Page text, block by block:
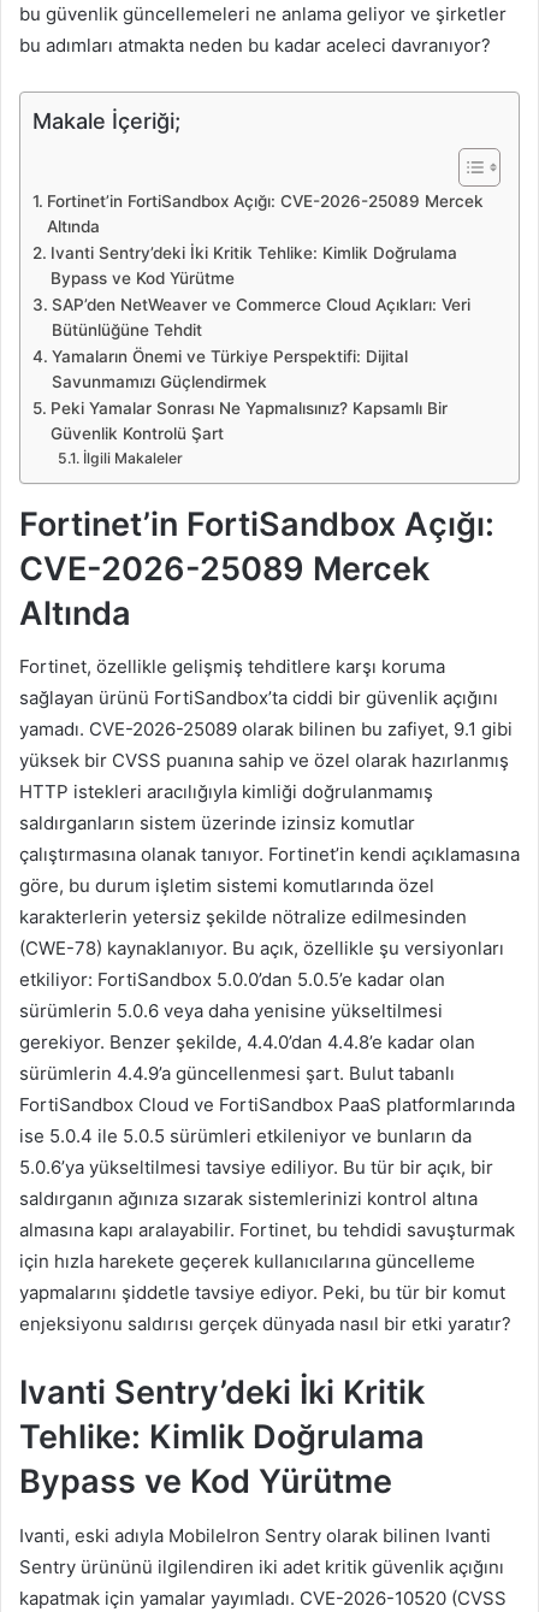
bu güvenlik güncellemeleri ne anlama geliyor ve şirketler
bu adımları atmakta neden bu kadar aceleci davranıyor?
Makale İçeriği;
Fortinet’in FortiSandbox Açığı: CVE-2026-25089 Mercek
Altında
Ivanti Sentry’deki İki Kritik Tehlike: Kimlik Doğrulama
Bypass ve Kod Yürütme
SAP’den NetWeaver ve Commerce Cloud Açıkları: Veri
Bütünlüğüne Tehdit
Yamaların Önemi ve Türkiye Perspektifi: Dijital
Savunmamızı Güçlendirmek
Peki Yamalar Sonrası Ne Yapmalısınız? Kapsamlı Bir
Güvenlik Kontrolü Şart
İlgili Makaleler
Fortinet’in FortiSandbox Açığı:
CVE-2026-25089 Mercek
Altında
Fortinet, özellikle gelişmiş tehditlere karşı koruma
sağlayan ürünü FortiSandbox’ta ciddi bir güvenlik açığını
yamadı. CVE-2026-25089 olarak bilinen bu zafiyet, 9.1 gibi
yüksek bir CVSS puanına sahip ve özel olarak hazırlanmış
HTTP istekleri aracılığıyla kimliği doğrulanmamış
saldırganların sistem üzerinde izinsiz komutlar
çalıştırmasına olanak tanıyor. Fortinet’in kendi açıklamasına
göre, bu durum işletim sistemi komutlarında özel
karakterlerin yetersiz şekilde nötralize edilmesinden
(CWE-78) kaynaklanıyor. Bu açık, özellikle şu versiyonları
etkiliyor: FortiSandbox 5.0.0’dan 5.0.5’e kadar olan
sürümlerin 5.0.6 veya daha yenisine yükseltilmesi
gerekiyor. Benzer şekilde, 4.4.0’dan 4.4.8’e kadar olan
sürümlerin 4.4.9’a güncellenmesi şart. Bulut tabanlı
FortiSandbox Cloud ve FortiSandbox PaaS platformlarında
ise 5.0.4 ile 5.0.5 sürümleri etkileniyor ve bunların da
5.0.6’ya yükseltilmesi tavsiye ediliyor. Bu tür bir açık, bir
saldırganın ağınıza sızarak sistemlerinizi kontrol altına
almasına kapı aralayabilir. Fortinet, bu tehdidi savuşturmak
için hızla harekete geçerek kullanıcılarına güncelleme
yapmalarını şiddetle tavsiye ediyor. Peki, bu tür bir komut
enjeksiyonu saldırısı gerçek dünyada nasıl bir etki yaratır?
Ivanti Sentry’deki İki Kritik
Tehlike: Kimlik Doğrulama
Bypass ve Kod Yürütme
Ivanti, eski adıyla MobileIron Sentry olarak bilinen Ivanti
Sentry ürününü ilgilendiren iki adet kritik güvenlik açığını
kapatmak için yamalar yayımladı. CVE-2026-10520 (CVSS